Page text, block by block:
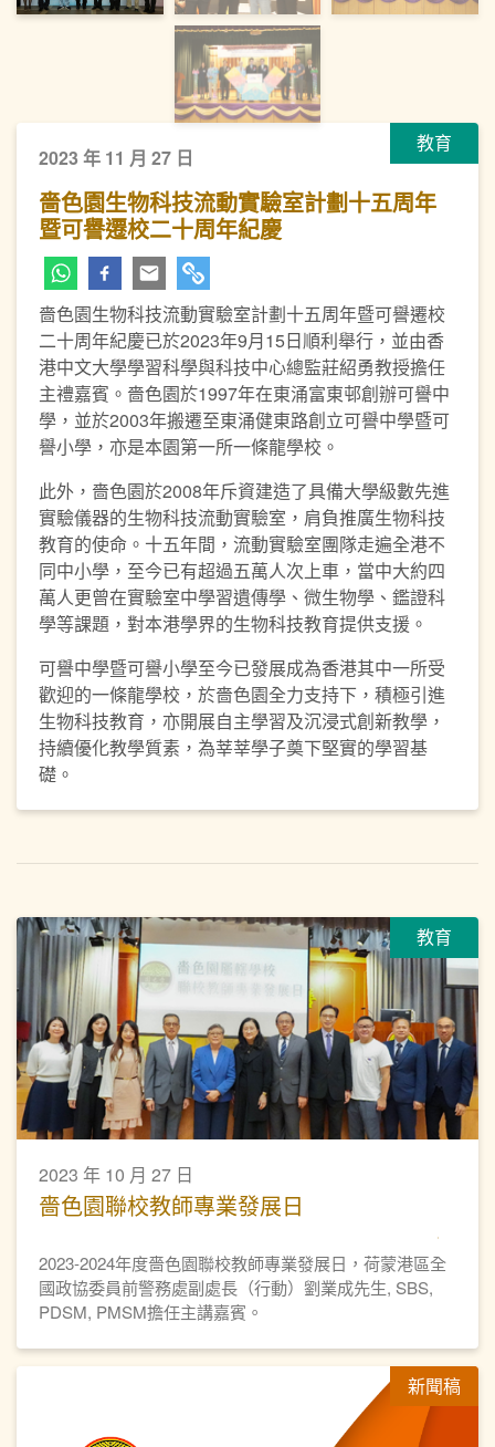
教育
2023 年 11 月 27 日
嗇色園生物科技流動實驗室計劃十五周年
暨可譽遷校二十周年紀慶
嗇色園生物科技流動實驗室計劃十五周年暨可譽遷校
二十周年紀慶已於2023年9月15日順利舉行，並由香
港中文大學學習科學與科技中心總監莊紹勇教授擔任
主禮嘉賓。嗇色園於1997年在東涌富東邨創辦可譽中
學，並於2003年搬遷至東涌健東路創立可譽中學暨可
譽小學，亦是本園第一所一條龍學校。
此外，嗇色園於2008年斥資建造了具備大學級數先進
實驗儀器的生物科技流動實驗室，肩負推廣生物科技
教育的使命。十五年間，流動實驗室團隊走遍全港不
同中小學，至今已有超過五萬人次上車，當中大約四
萬人更曾在實驗室中學習遺傳學、微生物學、鑑證科
學等課題，對本港學界的生物科技教育提供支援。
可譽中學暨可譽小學至今已發展成為香港其中一所受
歡迎的一條龍學校，於嗇色園全力支持下，積極引進
生物科技教育，亦開展自主學習及沉浸式創新教學，
持續優化教學質素，為莘莘學子奠下堅實的學習基
礎。
教育
2023 年 10 月 27 日
嗇色園聯校教師專業發展日
2023-2024年度嗇色園聯校教師專業發展日，荷蒙港區全
國政協委員前警務處副處長（行動）劉業成先生, SBS,
PDSM, PMSM擔任主講嘉賓。
新聞稿